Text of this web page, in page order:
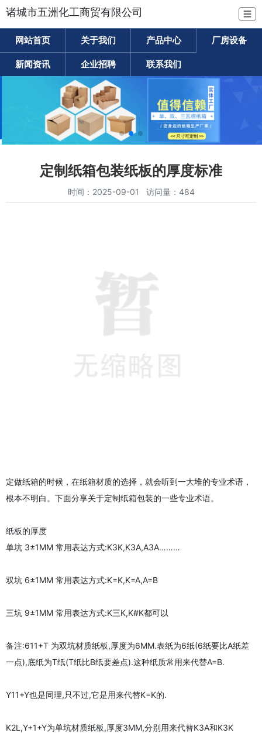
诸城市五洲化工商贸有限公司 ☰
网站首页 关于我们 产品中心 厂房设备
新闻资讯 企业招聘 联系我们
定制纸箱包装纸板的厚度标准
时间：2025-09-01 访问量：484
定做纸箱的时候，在纸箱材质的选择，就会听到一大堆的专业术语，
根本不明白。下面分享关于定制纸箱包装的一些专业术语。
纸板的厚度
单坑 3±1MM 常用表达方式:K3K,K3A,A3A………
双坑 6±1MM 常用表达方式:K=K,K=A,A=B
三坑 9±1MM 常用表达方式:K三K,K#K都可以
备注:611+T 为双坑材质纸板,厚度为6MM.表纸为6纸(6纸要比A纸差
一点),底纸为T纸(T纸比B纸要差点).这种纸质常用来代替A=B.
Y11+Y也是同理,只不过,它是用来代替K=K的.
K2L,Y+1+Y为单坑材质纸板,厚度3MM,分别用来代替K3A和K3K